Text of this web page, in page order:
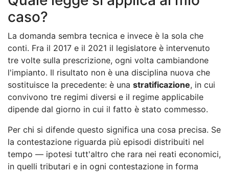
caso?
La domanda sembra tecnica e invece è la sola che
conti. Fra il 2017 e il 2021 il legislatore è intervenuto
tre volte sulla prescrizione, ogni volta cambiandone
l'impianto. Il risultato non è una disciplina nuova che
sostituisce la precedente: è una stratificazione, in cui
convivono tre regimi diversi e il regime applicabile
dipende dal giorno in cui il fatto è stato commesso.
Per chi si difende questo significa una cosa precisa. Se
la contestazione riguarda più episodi distribuiti nel
tempo — ipotesi tutt'altro che rara nei reati economici,
in quelli tributari e in ogni contestazione in forma